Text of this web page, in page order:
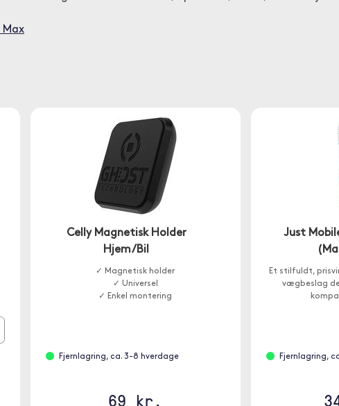
Max
Celly Magnetisk Holder
Hjem/Bil
✓ Magnetisk holder
✓ Universel
✓ Enkel montering
Fjernlagring, ca. 3-8 hverdage
69 kr.
Just
Et stilfuldt,
vægbeslag
Fjernlagring,